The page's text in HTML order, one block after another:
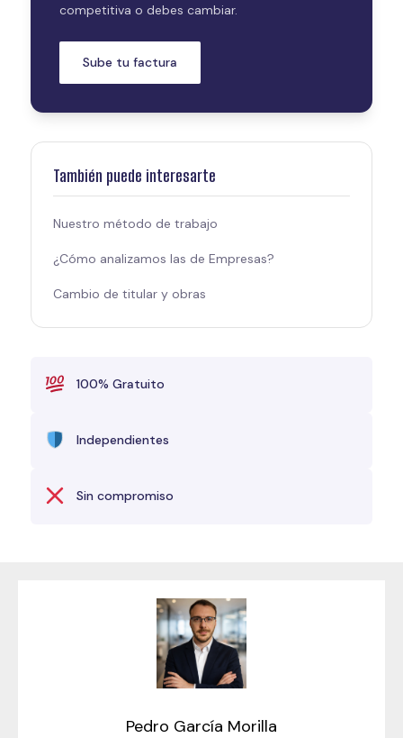
competitiva o debes cambiar.
Sube tu factura
También puede interesarte
Nuestro método de trabajo
¿Cómo analizamos las de Empresas?
Cambio de titular y obras
100% Gratuito
Independientes
Sin compromiso
Pedro García Morilla